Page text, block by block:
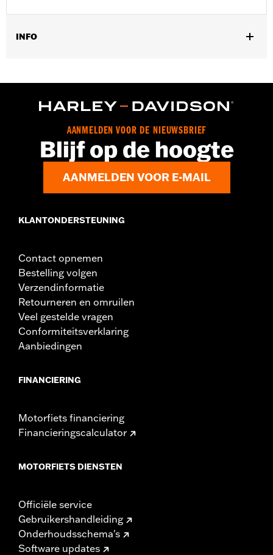
INFO
Installatie vereist een sissy bar staander voor het bevestigen
van de bagage op het passagierszitje.
Installatie-instructies
Brandstofinhoud:1000 Cubic inch
Capaciteit maateenheid:liter
Waterafstotend: Ja
Hoogte:9 Inches
Materiaal:1680 denier, uv-bestendig ballistisch polyester
Wijdte:16.75 Inches
In de doos:Tas, schouderriem, regenhoes en
montagehandleiding
Materiaalbreedte maateenheid:
AANMELDEN VOOR DE NIEUWSBRIEF
Blijf op de hoogte
AANMELDEN VOOR E-MAIL
KLANTONDERSTEUNING
Contact opnemen
Bestelling volgen
Verzendinformatie
Retourneren en omruilen
Veel gestelde vragen
Conformiteitsverklaring
Aanbiedingen
FINANCIERING
Motorfiets financiering
Financieringscalculator
MOTORFIETS DIENSTEN
Officiële service
Gebruikershandleiding
Onderhoudsschema's
Software updates